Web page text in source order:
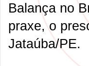
Balança no
praxe, o
Jataúba/PE.